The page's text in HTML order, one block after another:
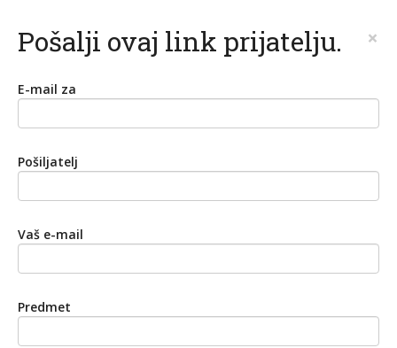
Pošalji ovaj link prijatelju. ×
E-mail za
Pošiljatelj
Vaš e-mail
Predmet